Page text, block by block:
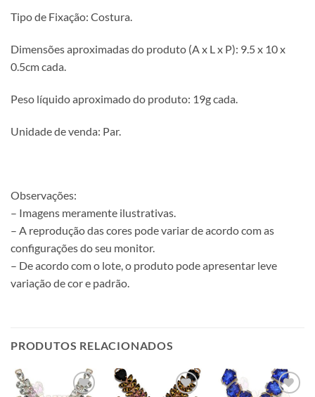
Tipo de Fixação: Costura.
Dimensões aproximadas do produto (A x L x P): 9.5 x 10 x
0.5cm cada.
Peso líquido aproximado do produto: 19g cada.
Unidade de venda: Par.
Observações:
– Imagens meramente ilustrativas.
– A reprodução das cores pode variar de acordo com as
configurações do seu monitor.
– De acordo com o lote, o produto pode apresentar leve
variação de cor e padrão.
PRODUTOS RELACIONADOS